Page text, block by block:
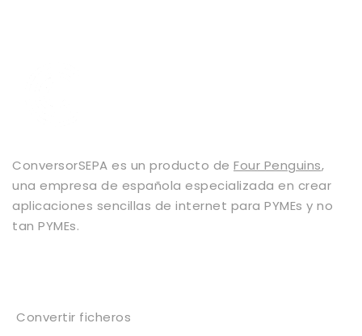
ConversorSEPA es un producto de Four Penguins,
una empresa de española especializada en crear
aplicaciones sencillas de internet para PYMEs y no
tan PYMEs.
Convertir ficheros